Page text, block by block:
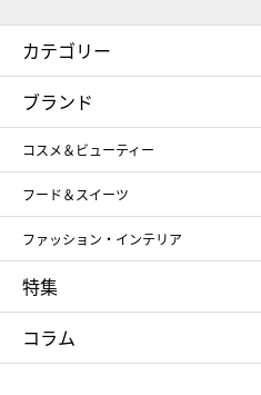
カテゴリー
コスメ＆ビューティー
ギフト
メンズ
スポーツ・アウトドア
お中元
ブランド
コスメ＆ビューティー
SHISEIDO
ポール&ジョー ボーテ
NARS
RMK
クリニーク
フード＆スイーツ
アンリ・シャルパンティエ
ゴディバ
たねや
ねんりん家
ファッション・インテリア
ポロ ラルフ ローレン
タケオ キクチ
シュタイフ
特集
お中元
ひな人形
コラム